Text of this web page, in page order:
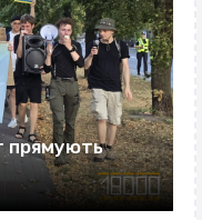
прямують